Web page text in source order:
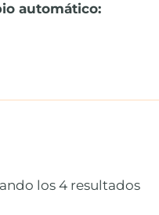
automático:
los 4 resultadosalto